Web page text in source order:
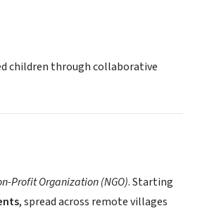
children through collaborative
Profit Organization (NGO). Starting
, spread across remote villages